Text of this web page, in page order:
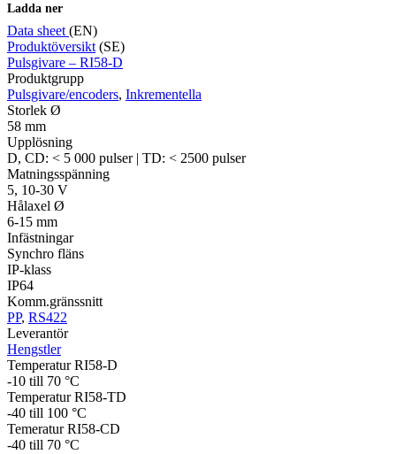
Ladda ner
Data sheet (EN)
Produktöversikt (SE)
Pulsgivare – RI58-D
Produktgrupp
Pulsgivare/encoders, Inkrementella
Storlek Ø
58 mm
Upplösning
D, CD: < 5 000 pulser | TD: < 2500 pulser
Matningsspänning
5, 10-30 V
Hålaxel Ø
6-15 mm
Infästningar
Synchro fläns
IP-klass
IP64
Komm.gränssnitt
PP, RS422
Leverantör
Hengstler
Temperatur RI58-D
-10 till 70 °C
Temperatur RI58-TD
-40 till 100 °C
Temeratur RI58-CD
-40 till 70 °C